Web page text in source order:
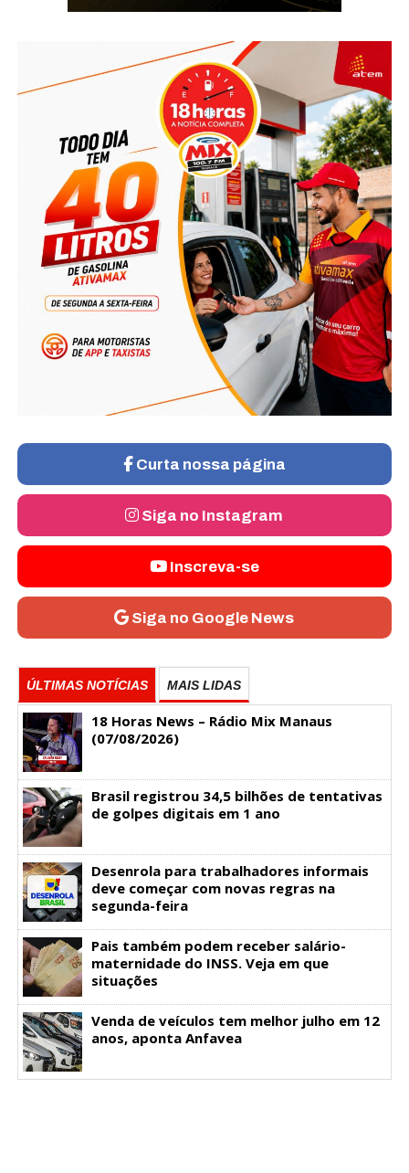
Curta nossa página
Siga no Instagram
Inscreva-se
Siga no Google News
ÚLTIMAS NOTÍCIAS MAIS LIDAS
18 Horas News​​​​​​​​​​​​ – Rádio Mix Manaus
(07/08/2026)
Brasil registrou 34,5 bilhões de tentativas
de golpes digitais em 1 ano
Desenrola para trabalhadores informais
deve começar com novas regras na
segunda-feira
Pais também podem receber salário-
maternidade do INSS. Veja em que
situações
Venda de veículos tem melhor julho em 12
anos, aponta Anfavea